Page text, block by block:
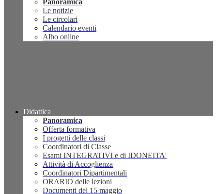
Panoramica
Le notizie
Le circolari
Calendario eventi
Albo online
Didattica
Panoramica
Offerta formativa
I progetti delle classi
Coordinatori di Classe
Esami INTEGRATIVI e di IDONEITA'
Attività di Accoglienza
Coordinatori Dipartimentali
ORARIO delle lezioni
Documenti del 15 maggio